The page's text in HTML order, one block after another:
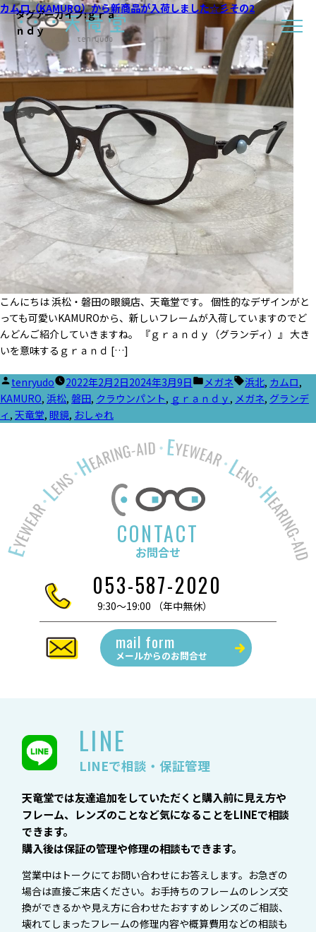
タグアーカイブ:ｇｒａ
ｎｄｙ
カムロ（KAMURO）から新商品が入荷しました☆彡その2
こんにちは 浜松・磐田の眼鏡店、天竜堂です。 個性的なデザインがと
っても可愛いKAMUROから、新しいフレームが入荷していますのでど
んどんご紹介していきますね。 『ｇｒａｎｄｙ（グランディ）』 大き
いを意味するｇｒａｎｄ […]
投
稿
者:
tenryudo 2022年2月2日2024年3月9日
カ
テ
ー:
メガネ
タ
グ:
浜北, カムロ,
KAMURO, 浜松, 磐田, クラウンパント, ｇｒａｎｄｙ , メガネ, グランデ
ィ , 天竜堂, 眼鏡, おしゃれ
CONTACT
お問合せ
053-587-2020
9:30～19:00 （年中無休）
mail form
メールからのお問合せ
LINE
LINEで相談・保証管理
天竜堂では友達追加をしていただくと購入前に見え方や
フレーム、レンズのことなど気になることをLINEで相談
できます。
購入後は保証の管理や修理の相談もできます。
営業中はトークにてお問い合わせにお答えします。お急ぎの
場合は直接ご来店ください。お手持ちのフレームのレンズ交
換ができるかや見え方に合わせたおすすめレンズのご相談、
壊れてしまったフレームの修理内容や概算費用などの相談も